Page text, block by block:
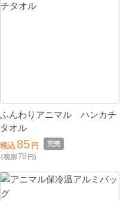
ふんわりアニマル ハンカチ
タオル
税込 85 円
完売
（税別 78 円)